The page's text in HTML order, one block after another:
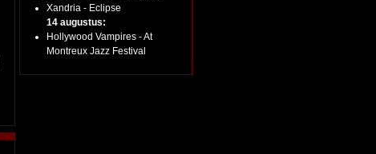
Xandria - Eclipse
14 augustus:
Hollywood Vampires - At
Montreux Jazz Festival